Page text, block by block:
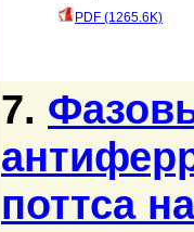
PDF (1265.6K)
7.
поттса